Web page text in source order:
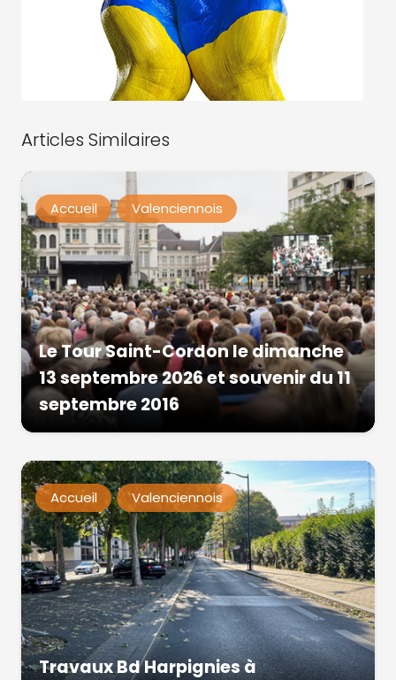
Articles Similaires
Accueil Valenciennois
Le Tour Saint-Cordon le dimanche
13 septembre 2026 et souvenir du 11
septembre 2016
Accueil Valenciennois
Travaux Bd Harpignies à